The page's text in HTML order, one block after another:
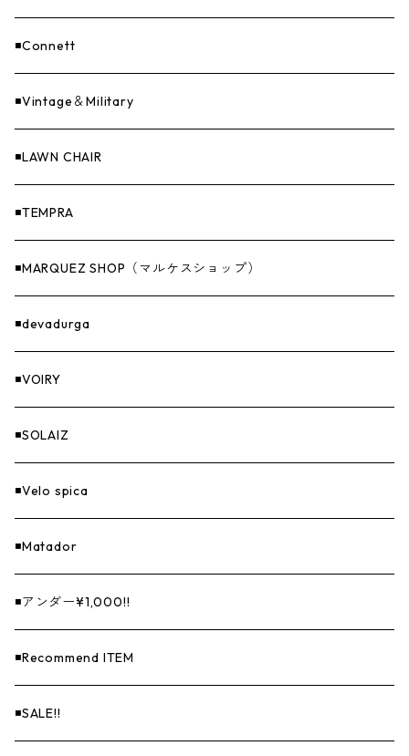
Others（その他）
寝具
ファニチャー
収納
ナイフ＆アックス
燃料
GOODS
GOODS
バンダナ＆手ぬぐい
◾️Connett
◾️Vintage＆Military
◾️LAWN CHAIR
◾️TEMPRA
◾️MARQUEZ SHOP（マルケスショップ）
◾️devadurga
◾️VOIRY
◾️SOLAIZ
◾️Velo spica
◾️Matador
◾️アンダー¥1,000!!
◾️Recommend ITEM
◾️SALE!!